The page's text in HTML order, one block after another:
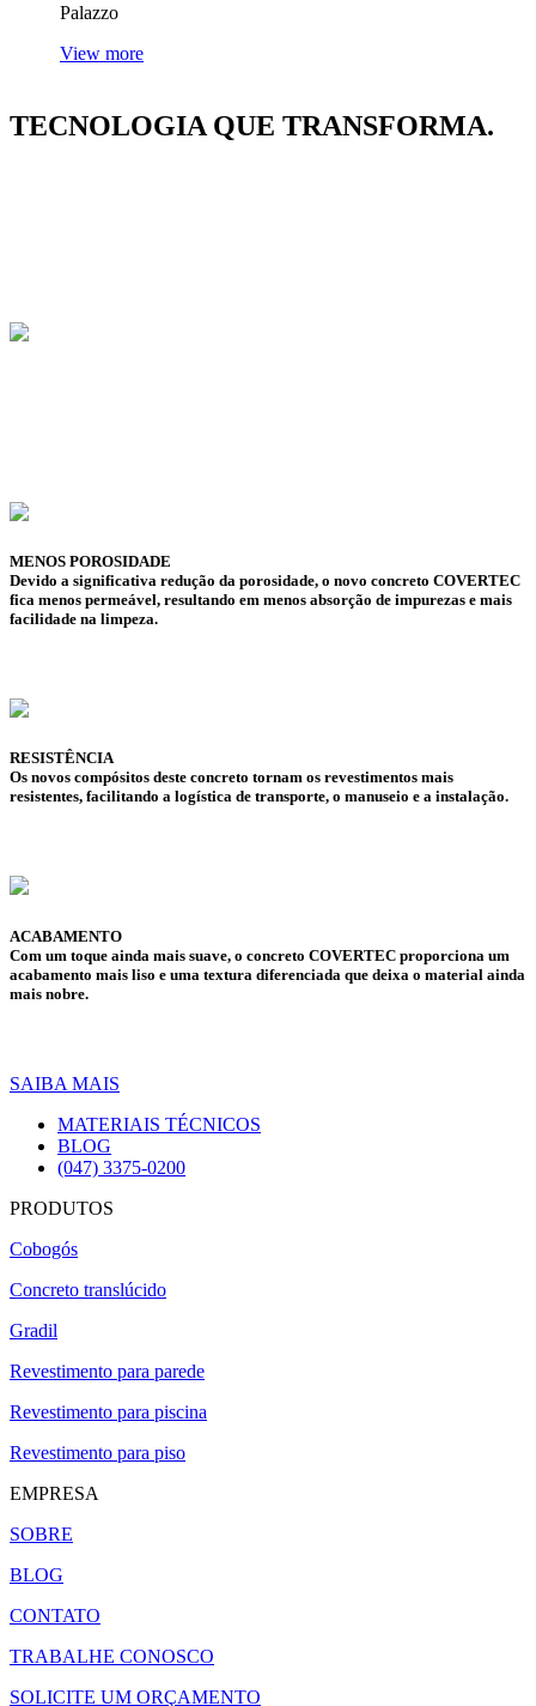
Palazzo
View more
TECNOLOGIA QUE TRANSFORMA.
MENOS POROSIDADE
Devido a significativa redução da porosidade, o novo concreto COVERTEC
fica menos permeável, resultando em menos absorção de impurezas e mais
facilidade na limpeza.
RESISTÊNCIA
Os novos compósitos deste concreto tornam os revestimentos mais
resistentes, facilitando a logística de transporte, o manuseio e a instalação.
ACABAMENTO
Com um toque ainda mais suave, o concreto COVERTEC proporciona um
acabamento mais liso e uma textura diferenciada que deixa o material ainda
mais nobre.
SAIBA MAIS
MATERIAIS TÉCNICOS
BLOG
(047) 3375-0200
PRODUTOS
Cobogós
Concreto translúcido
Gradil
Revestimento para parede
Revestimento para piscina
Revestimento para piso
EMPRESA
SOBRE
BLOG
CONTATO
TRABALHE CONOSCO
SOLICITE UM ORÇAMENTO